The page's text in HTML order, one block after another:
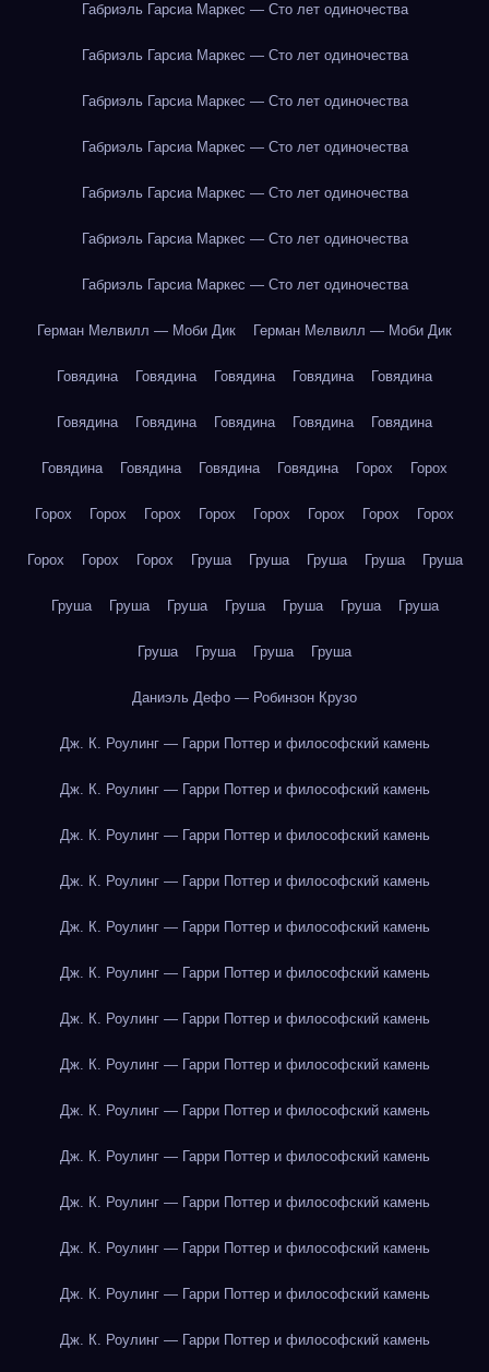
Габриэль Гарсиа Маркес — Сто лет одиночества
Габриэль Гарсиа Маркес — Сто лет одиночества
Габриэль Гарсиа Маркес — Сто лет одиночества
Габриэль Гарсиа Маркес — Сто лет одиночества
Габриэль Гарсиа Маркес — Сто лет одиночества
Габриэль Гарсиа Маркес — Сто лет одиночества
Габриэль Гарсиа Маркес — Сто лет одиночества
Герман Мелвилл — Моби Дик Герман Мелвилл — Моби Дик
Говядина Говядина Говядина Говядина Говядина
Говядина Говядина Говядина Говядина Говядина
Говядина Говядина Говядина Говядина Горох Горох
Горох Горох Горох Горох Горох Горох Горох Горох
Горох Горох Горох Груша Груша Груша Груша Груша
Груша Груша Груша Груша Груша Груша Груша
Груша Груша Груша Груша
Даниэль Дефо — Робинзон Крузо
Дж. К. Роулинг — Гарри Поттер и философский камень
Дж. К. Роулинг — Гарри Поттер и философский камень
Дж. К. Роулинг — Гарри Поттер и философский камень
Дж. К. Роулинг — Гарри Поттер и философский камень
Дж. К. Роулинг — Гарри Поттер и философский камень
Дж. К. Роулинг — Гарри Поттер и философский камень
Дж. К. Роулинг — Гарри Поттер и философский камень
Дж. К. Роулинг — Гарри Поттер и философский камень
Дж. К. Роулинг — Гарри Поттер и философский камень
Дж. К. Роулинг — Гарри Поттер и философский камень
Дж. К. Роулинг — Гарри Поттер и философский камень
Дж. К. Роулинг — Гарри Поттер и философский камень
Дж. К. Роулинг — Гарри Поттер и философский камень
Дж. К. Роулинг — Гарри Поттер и философский камень